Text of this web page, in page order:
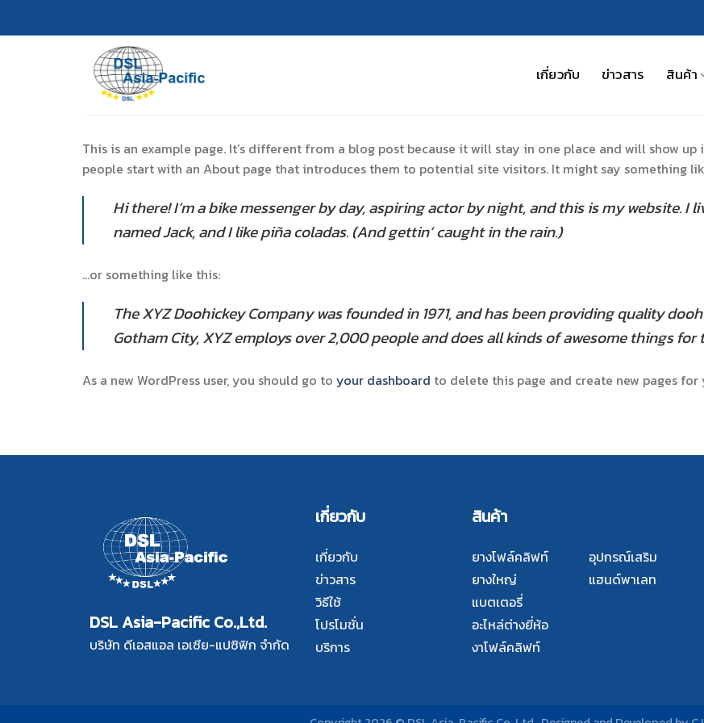
เกี่ยวกับ ข่าวสาร สินค้า
This is an example page. It’s different from a blog post because it will stay in one place and will show
people start with an About page that introduces them to potential site visitors. It might say something
Hi there! I’m a bike messenger by day, aspiring actor by night, and this is my website. I
named Jack, and I like piña coladas. (And gettin’ caught in the rain.)
…or something like this:
The XYZ Doohickey Company was founded in 1971, and has been providing quality
Gotham City, XYZ employs over 2,000 people and does all kinds of awesome things
As a new WordPress user, you should go to your dashboard to delete this page and create new pages for
DSL Asia-Pacific Co.,Ltd.
บริษัท ดีเอสแอล เอเซีย-แปซิฟิก จำกัด
เกี่ยวกับ
เกี่ยวกับ
ข่าวสาร
วิธีใช้
โปรโมชั่น
บริการ
สินค้า
ยางโฟล์คลิฟท์
ยางใหญ่
แบตเตอรี่
อะไหล่ต่างยี่ห้อ
งาโฟล์คลิฟท์
อุปกรณ์เสริม
แฮนด์พาเลท